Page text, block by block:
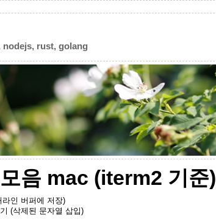
nodejs, rust, golang
음 mac (iterm2 기준)
인 버퍼에 저장)
(삭제된 문자열 삽입)